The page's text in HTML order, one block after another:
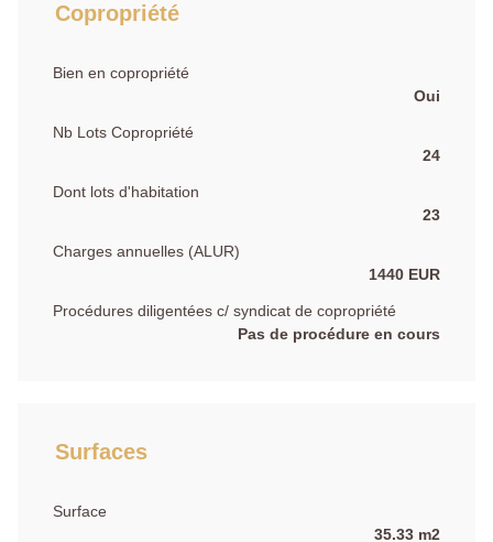
Copropriété
Bien en copropriété
Oui
Nb Lots Copropriété
24
Dont lots d'habitation
23
Charges annuelles (ALUR)
1440 EUR
Procédures diligentées c/ syndicat de copropriété
Pas de procédure en cours
Surfaces
Surface
35.33 m2